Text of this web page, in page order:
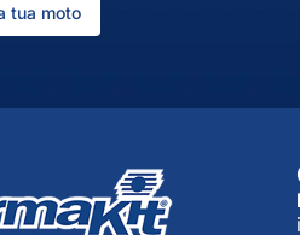
tua moto